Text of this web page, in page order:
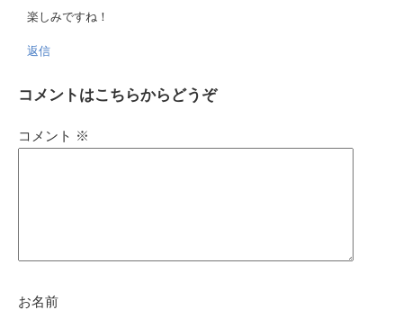
楽しみですね！
返信
コメントはこちらからどうぞ
コメント ※
お名前